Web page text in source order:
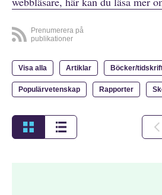
Prenumerera på
publikationer
Visa alla Artiklar Böcker/
Populärvetenskap Rapporter